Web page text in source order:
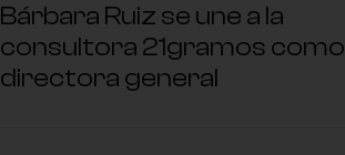
Bárbara Ruiz se une a la
consultora 21gramos como
directora general